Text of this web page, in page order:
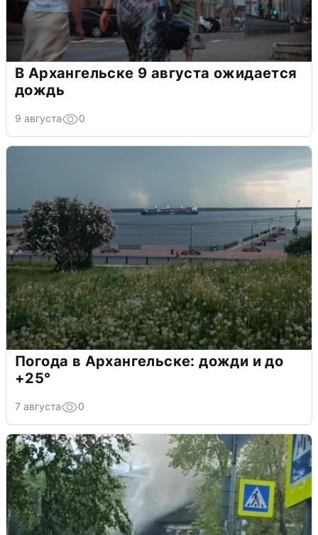
В Архангельске 9 августа ожидается
дождь
9 августа 0
Погода в Архангельске: дожди и до
+25°
7 августа 0